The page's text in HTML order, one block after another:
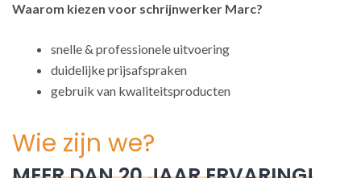
Waarom kiezen voor schrijnwerker Marc?
snelle & professionele uitvoering
duidelijke prijsafspraken
gebruik van kwaliteitsproducten
Wie zijn we?